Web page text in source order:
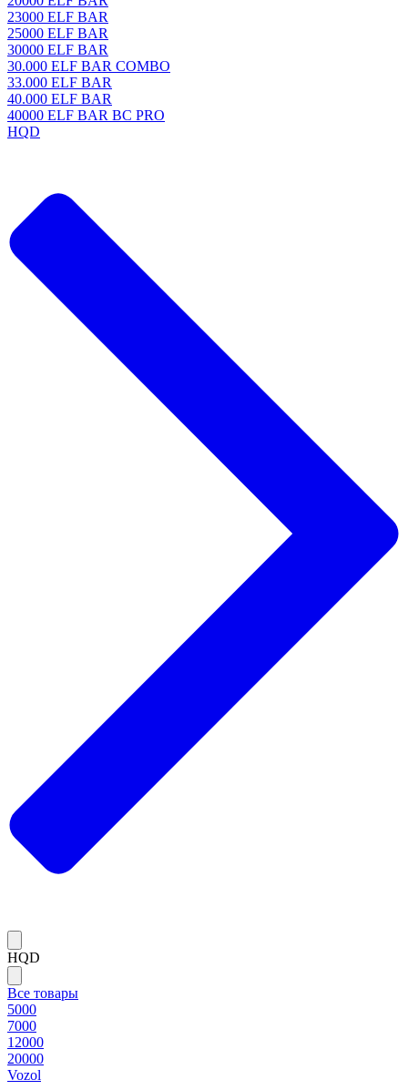
23000 ELF BAR
25000 ELF BAR
30000 ELF BAR
30.000 ELF BAR COMBO
33.000 ELF BAR
40.000 ELF BAR
40000 ELF BAR BC PRO
HQD
HQD
Все товары
5000
7000
12000
20000
Vozol